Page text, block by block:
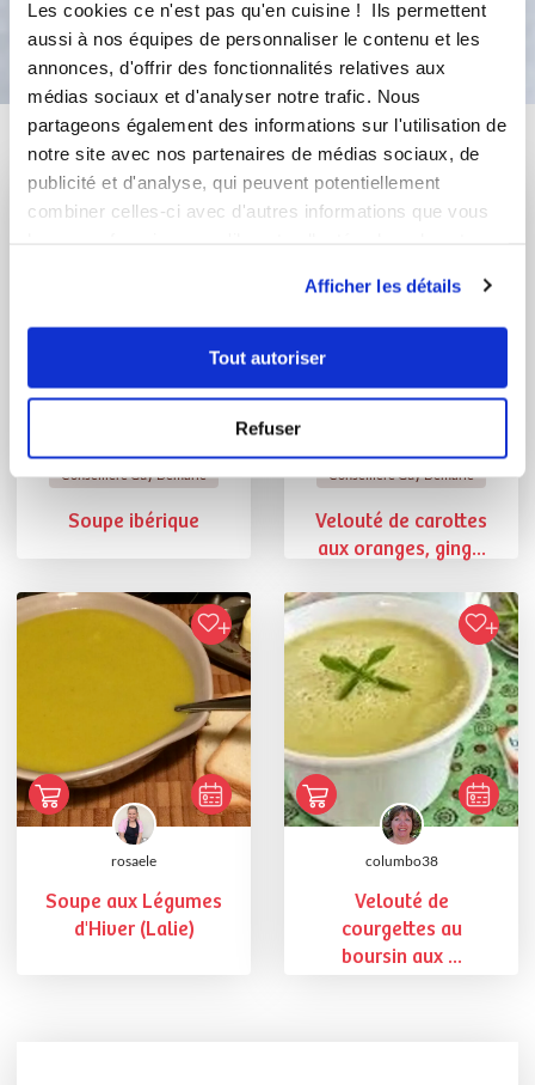
Les cookies ce n'est pas qu'en cuisine ! Ils permettent
aussi à nos équipes de personnaliser le contenu et les
annonces, d'offrir des fonctionnalités relatives aux
médias sociaux et d'analyser notre trafic. Nous
partageons également des informations sur l'utilisation de
notre site avec nos partenaires de médias sociaux, de
publicité et d'analyse, qui peuvent potentiellement
combiner celles-ci avec d'autres informations que vous
Afficher les détails
Tout autoriser
Refuser
Bon appétit !
Vous aimerez aussi ...
Conseillère Guy Demarle
Soupe ibérique
Conseillère Guy Demarle
Velouté de carottes
aux oranges, ging...
rosaele
Soupe aux Légumes
d'Hiver (Lalie)
columbo38
Velouté de
courgettes au
boursin aux ...